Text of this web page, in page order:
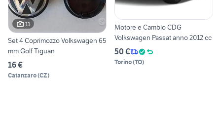
11
Set 4 Coprimozzo Volkswagen 65
mm Golf Tiguan
16 €
Catanzaro(CZ)
Motore e Cambio CDG
Volkswagen Passat anno 2012 cc
50 €
Torino(TO)